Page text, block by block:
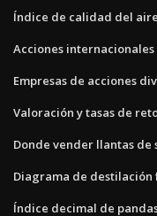
Índice de calidad del
Acciones
Empresas de acciones
Valoración y tasas de
Donde vender llantas de
Diagrama de
Índice decimal de